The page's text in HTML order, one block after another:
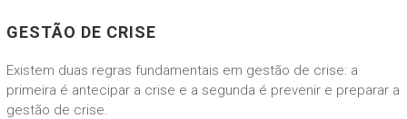
GESTÃO DE CRISE
Existem duas regras fundamentais em gestão de crise: a
primeira é antecipar a crise e a segunda é prevenir e preparar a
gestão de crise.